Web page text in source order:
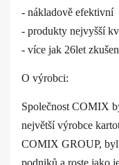
- nákladově efektivní
- produkty nejvyšší
- více jak 26let
O výrobci:
Společnost COMIX
největší výrobce
COMIX GROUP, byl
podniků a roste jako